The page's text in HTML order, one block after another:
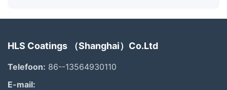
HLS Coatings （Shanghai）Co.Ltd
Telefoon: 86--13564930110
E-mail: